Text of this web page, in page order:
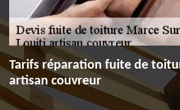
Tarifs réparation fuite de
artisan couvreur